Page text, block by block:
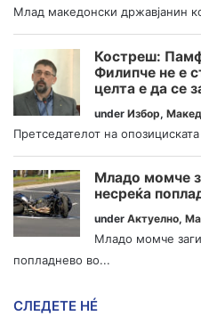
Млад македонски државјанин
Костреш:
Филипче не е
целта е да се
under Избор,
Претседателот на
Младо момче
несреќа
under Актуелно,
Младо момче
попладнево во...
СЛЕДЕТЕ НÉ